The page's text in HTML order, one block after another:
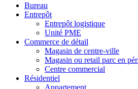
Bureau
Entrepôt
Entrepôt logistique
Unité PME
Commerce de détail
Magasin de centre-ville
Magasin ou retail parc en
Centre commercial
Résidentiel
Appartement